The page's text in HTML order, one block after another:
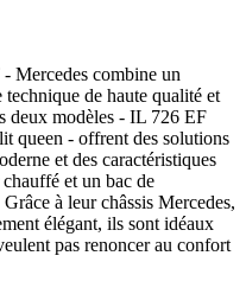
Mercedes combine un
de haute qualité et
deux modèles - IL 726 EF
queen - offrent des solutions
et des caractéristiques
et un bac de
à leur châssis Mercedes,
élégant, ils sont idéaux
pas renoncer au confort